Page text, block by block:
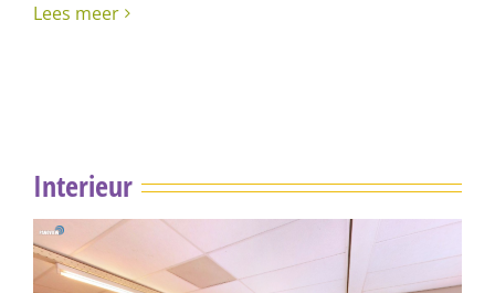
Lees meer
Interieur